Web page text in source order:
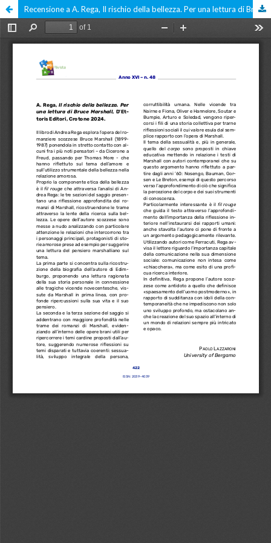
Recensione a A. Rega, Il rischio della bellezza. Per una lettura di Bruce Marshall, D’Ettoris Editori, Crotone 2024.